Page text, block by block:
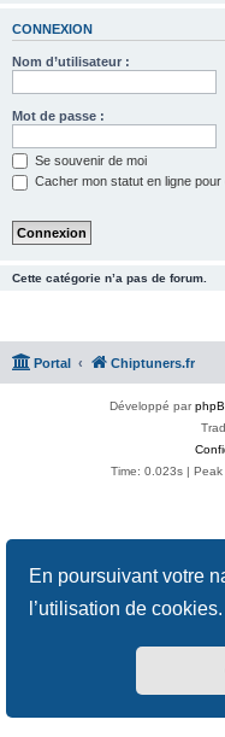
En poursuivant votre
l’utilisation de cookies.
CONNEXION
Nom d’utilisateur :
Mot de passe :
Se souvenir de moi
Cacher mon statut en ligne
Cette catégorie n’a pas de forum.
Portal Chiptuners.fr
Développé par
Time: 0.023s |